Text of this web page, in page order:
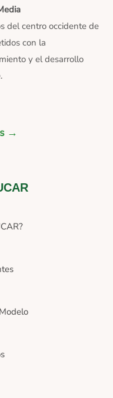
del centro occidente de
con la
y el desarrollo
→